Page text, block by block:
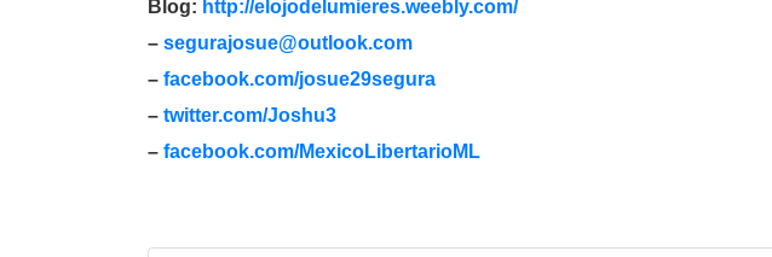
Blog: http://elojodelumieres.weebly.com/
– segurajosue@outlook.com
– facebook.com/josue29segura
– twitter.com/Joshu3
– facebook.com/MexicoLibertarioML